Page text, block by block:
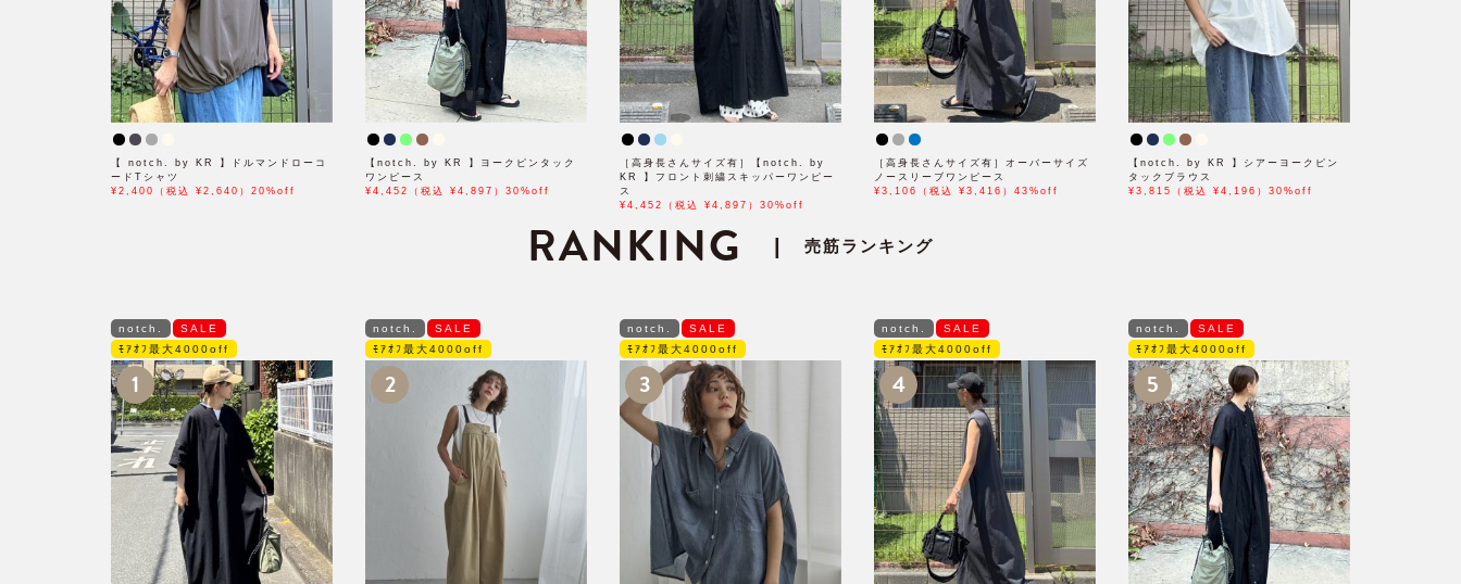
【 notch. by KR 】ドルマンドローコ
ードTシャツ
¥2,400（税込 ¥2,640）20%off
【notch. by KR 】ヨークピンタック
ワンピース
¥4,452（税込 ¥4,897）30%off
［高身長さんサイズ有］【notch. by
KR 】フロント刺繍スキッパーワンピー
ス
¥4,452（税込 ¥4,897）30%off
［高身長さんサイズ有］オーバーサイズ
ノースリーブワンピース
¥3,106（税込 ¥3,416）43%off
【notch. by KR 】シアーヨークピン
タックブラウス
¥3,815（税込 ¥4,196）30%off
RANKING 売筋ランキング
notch.
SALE
ﾓｱｵﾌ最大4000off
1
notch.
SALE
ﾓｱｵﾌ最大4000off
2
notch.
SALE
ﾓｱｵﾌ最大4000off
3
notch.
SALE
ﾓｱｵﾌ最大4000off
4
notch.
SALE
ﾓｱｵﾌ最大4000off
5